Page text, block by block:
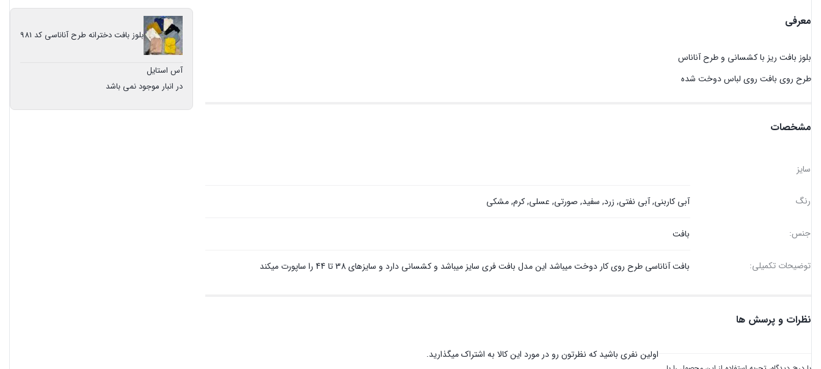
معرفی
بلوز بافت ریز با کشسانی و طرح آناناس
طرح روی بافت روی لباس دوخت شده
مشخصات
سایز
رنگ آبی کاربنی,آبی نفتی, زرد, سفید, صورتی, عسلی,کرم,مشکی
جنس: بافت
توضیحات تکمیلی: بافت آناناسی طرح روی کار دوخت میباشد این مدل بافت فری سایز میباشد و کشسانی دارد و سایزهای 38 تا 44 را ساپورت میکند
نظرات و پرسش ها
اولین نفری باشید که نظرتون رو در مورد این کالا به اشتراک میگذارید.
بلوز بافت دخترانه طرح آناناسی کد 981
آس استایل
در انبار موجود نمی باشد